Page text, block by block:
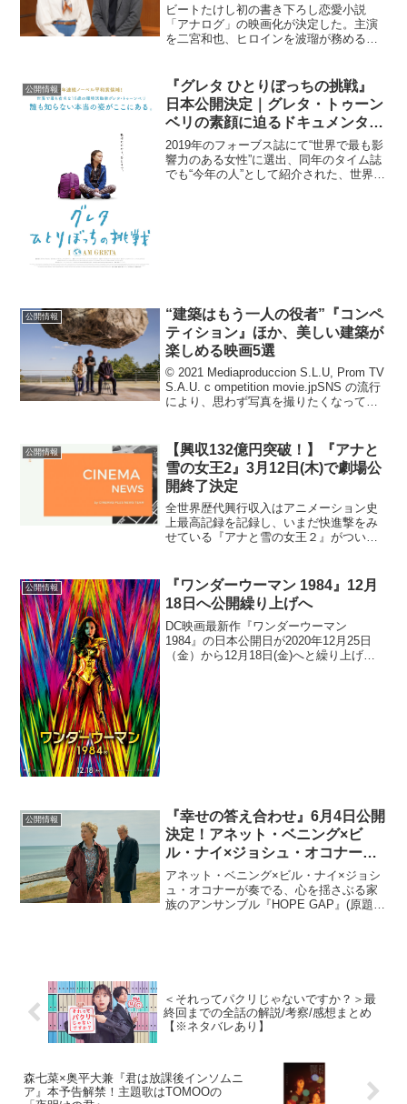
ビートたけし初の書き下ろし恋愛小説
「アナログ」の映画化が決定した。主演
を二宮和也、ヒロインを波瑠が務める。
き上げた恋愛小説「アナログ」。全てが
デジタル化されている世...
公開情報
『グレタ ひとりぼっちの挑戦』
日本公開決定｜グレタ・トゥーン
ベリの素顔に迫るドキュメンタリ
ー
2019年のフォーブス誌にて“世界で最も影
響力のある女性”に選出、同年のタイム誌
でも“今年の人”として紹介された、世界で
公開情報
“建築はもう一人の役者”『コンペ
ティション』ほか、美しい建築が
楽しめる映画5選
© 2021 Mediaproduccion S.L.U, Prom TV
S.A.U. c ompetition movie.jpSNS の流行
により、思わず写真を撮りたくなってし
公開情報
【興収132億円突破！】『アナと
雪の女王2』3月12日(木)で劇場公
開終了決定
全世界歴代興行収入はアニメーション史
上最高記録を記録し、いまだ快進撃をみ
せている『アナと雪の女王２』がついに
公開から約3か月経ち、2月16日（日）ま
でに興行収入は...
公開情報
『ワンダーウーマン 1984』12月
18日へ公開繰り上げへ
DC映画最新作『ワンダーウーマン
1984』の日本公開日が2020年12月25日
（金）から12月18日(金)へと繰り上げと
公開情報
『幸せの答え合わせ』6月4日公開
決定！アネット・ベニング×ビ
ル・ナイ×ジョシュ・オコナーが
家族に
アネット・ベニング×ビル・ナイ×ジョシ
ュ・オコナーが奏でる、心を揺さぶる家
族のアンサンブル『HOPE GAP』(原題)
＜それってパクリじゃないですか？＞最
終回までの全話の解説/考察/感想まとめ
【※ネタバレあり】
森七菜×奥平大兼『君は放課後インソムニ
ア』本予告解禁！主題歌はTOMOOの